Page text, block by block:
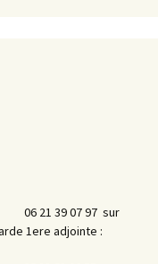
21 39 07 97 sur
1ere adjointe :